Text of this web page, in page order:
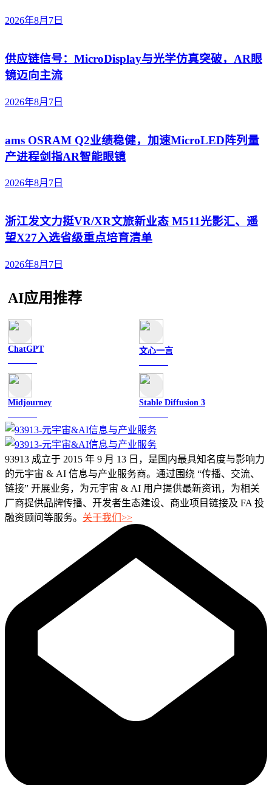
2026年8月7日
供应链信号：MicroDisplay与光学仿真突破，AR眼
镜迈向主流
2026年8月7日
ams OSRAM Q2业绩稳健，加速MicroLED阵列量
产进程剑指AR智能眼镜
2026年8月7日
浙江发文力挺VR/XR文旅新业态 M511光影汇、遥
望X27入选省级重点培育清单
2026年8月7日
AI应用推荐
ChatGPT 文心一言
Midjourney Stable Diffusion 3
93913 成立于 2015 年 9 月 13 日，是国内最具知名度与影响力
的元宇宙 & AI 信息与产业服务商。通过围绕 “传播、交流、
链接” 开展业务，为元宇宙 & AI 用户提供最新资讯，为相关
厂商提供品牌传播、开发者生态建设、商业项目链接及 FA 投
融资顾问等服务。 关于我们>>